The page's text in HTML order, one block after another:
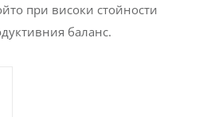
при високи стойности
баланс.